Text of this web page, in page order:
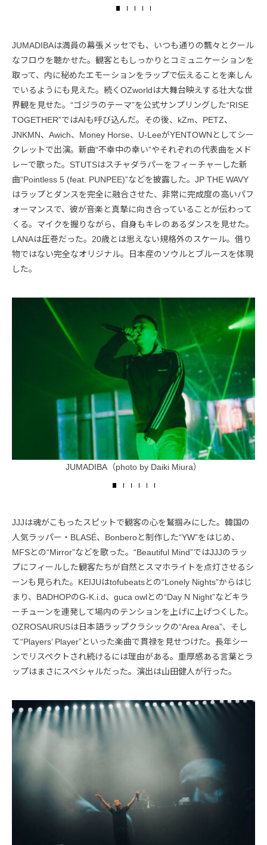
JUMADIBAは満員の幕張メッセでも、いつも通りの飄々とクール
なフロウを聴かせた。観客ともしっかりとコミュニケーションを
取って、内に秘めたエモーションをラップで伝えることを楽しん
でいるようにも見えた。続くOZworldは大舞台映えする壮大な世
界観を見せた。“ゴジラのテーマ”を公式サンプリングした“RISE
TOGETHER”ではAIも呼び込んだ。その後、kZm、PETZ、
JNKMN、Awich、Money Horse、U-LeeがYENTOWNとしてシー
クレットで出演。新曲“不幸中の幸い”やそれぞれの代表曲をメド
レーで歌った。STUTSはスチャダラパーをフィーチャーした新
曲“Pointless 5 (feat. PUNPEE)”などを披露した。JP THE WAVY
はラップとダンスを完全に融合させた、非常に完成度の高いパフ
ォーマンスで、彼が音楽と真摯に向き合っていることが伝わって
くる。マイクを握りながら、自身もキレのあるダンスを見せた。
LANAは圧巻だった。20歳とは思えない規格外のスケール。借り
物ではない完全なオリジナル。日本産のソウルとブルースを体現
した。
JUMADIBA（photo by Daiki Miura）
JJJは魂がこもったスピットで観客の心を鷲掴みにした。韓国の
人気ラッパー・BLASÉ、Bonberoと制作した“YW”をはじめ、
MFSとの“Mirror”などを歌った。“Beautiful Mind”ではJJJのラッ
プにフィールした観客たちが自然とスマホライトを点灯させるシ
ーンも見られた。KEIJUはtofubeatsとの“Lonely Nights”からはじ
まり、BADHOPのG-K.i.d、guca owlとの“Day N Night”などキラ
ーチューンを連発して場内のテンションを上げに上げつくした。
OZROSAURUSは日本語ラップクラシックの“Area Area”、そし
て“Players’ Player”といった楽曲で貫禄を見せつけた。長年シー
ンでリスペクトされ続けるには理由がある。重厚感ある言葉とラ
ップはまさにスペシャルだった。演出は山田健人が行った。